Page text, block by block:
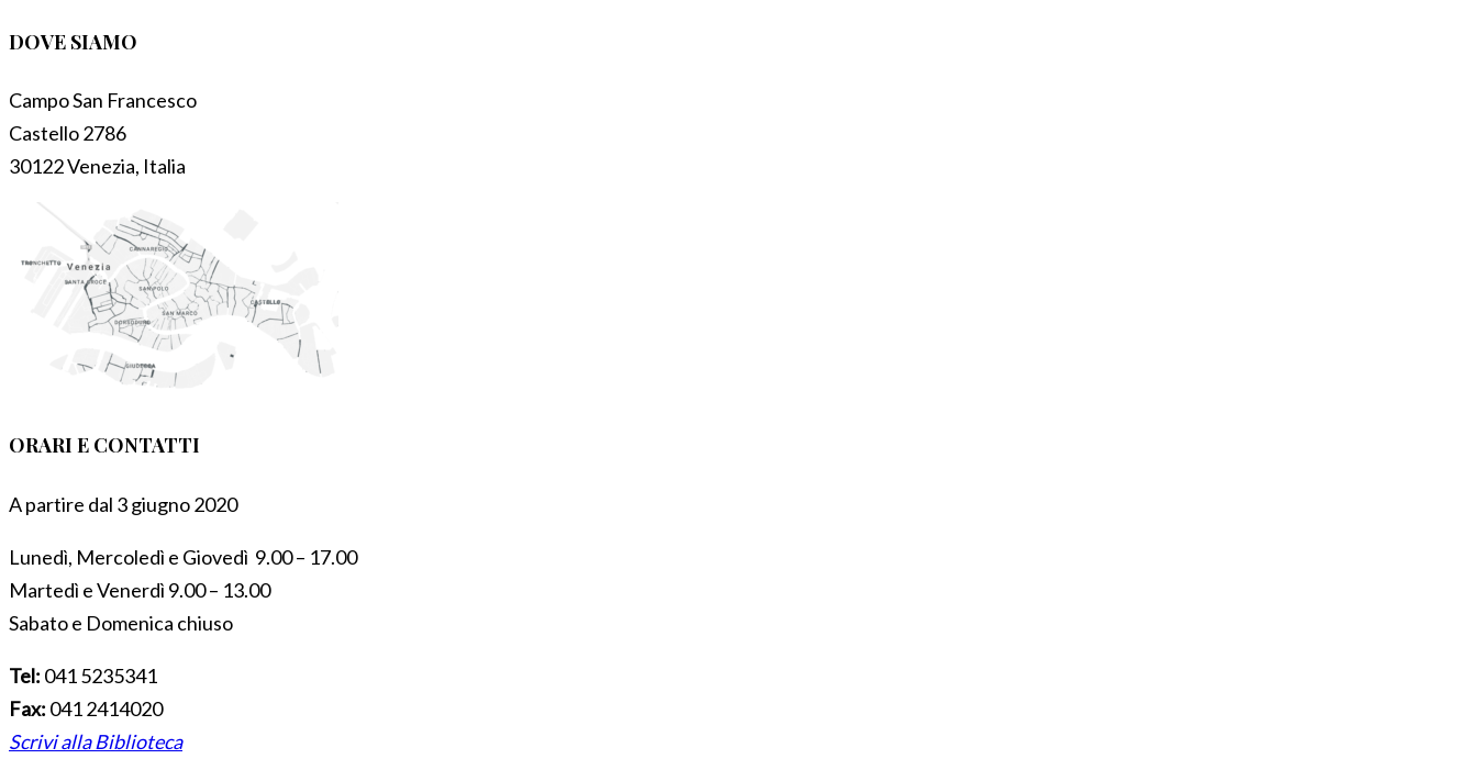
DOVE SIAMO
Campo San Francesco
Castello 2786
30122 Venezia, Italia
ORARI E CONTATTI
A partire dal 3 giugno 2020
Lunedì, Mercoledì e Giovedì 9.00 – 17.00
Martedì e Venerdì 9.00 – 13.00
Sabato e Domenica chiuso
Tel: 041 5235341
Fax: 041 2414020
Scrivi alla Biblioteca